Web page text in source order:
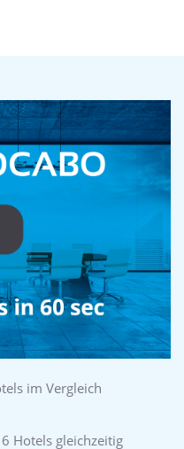
im Vergleich
Hotels gleichzeitig